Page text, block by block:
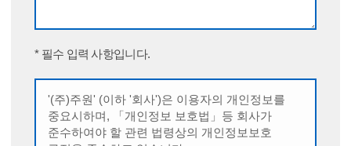
* 필수 입력 사항입니다.